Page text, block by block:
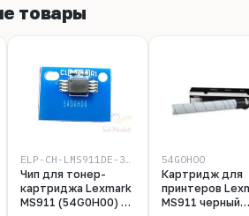
товары
ELP-CH-LMS911DE-32.5K
Чип для тонер-
картриджа Lexmark
MS911 (54G0H00) -
54G0H00
Картридж для
принтеров
MS911 черный